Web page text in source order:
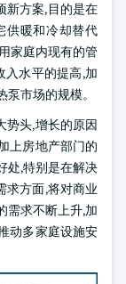
新方案,目的是在
供暖和冷却替代
家庭内现有的管
入水平的提高,加
市场的规模。
势头,增长的原因
上房地产部门的
处,特别是在解决
求方面,将对商业
需求不断上升,加
动多家庭设施安